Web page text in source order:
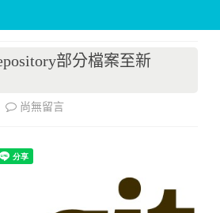
content
部分檔案至新
在
學]
尚無留言